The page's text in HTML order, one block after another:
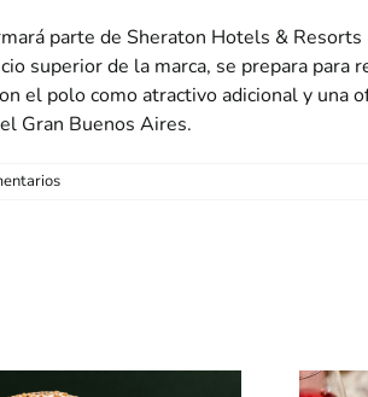
parte de Sheraton Hotels &
superior de la marca, se prepara para
el polo como atractivo adicional y
Gran Buenos Aires.